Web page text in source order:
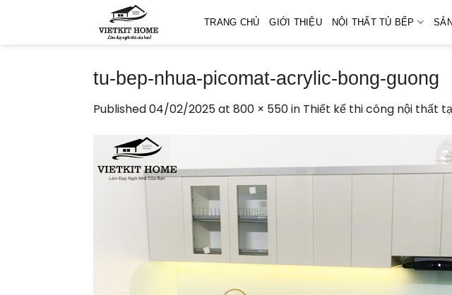
TRANG CHỦ GIỚI THIỆU NỘI THẤT TỦ BẾP
tu-bep-nhua-picomat-acrylic-bong-guong
Published04/02/2025at 800 × 550in Thiết kế thi công nội thất